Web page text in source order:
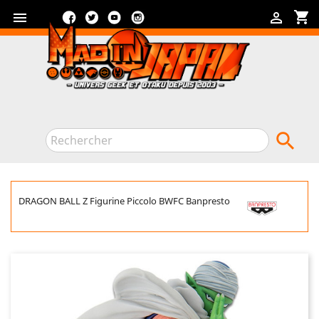
 shopping_cart

FacebookTwitterYouTube

DRAGON BALL Z Figurine Piccolo BWFC Banpresto